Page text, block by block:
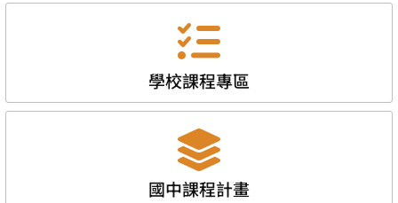
學校課程專區
國中課程計畫